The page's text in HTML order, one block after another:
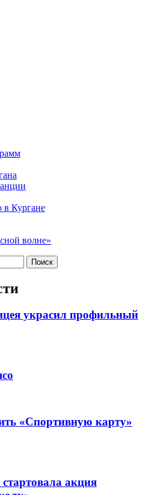
в Кургане
волне»
украсил профильный
«Спортивную карту»
акция